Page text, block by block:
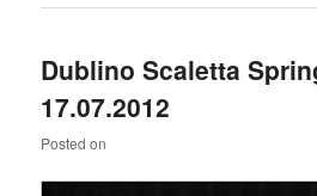
Dublino Scaletta
17.07.2012
Posted on